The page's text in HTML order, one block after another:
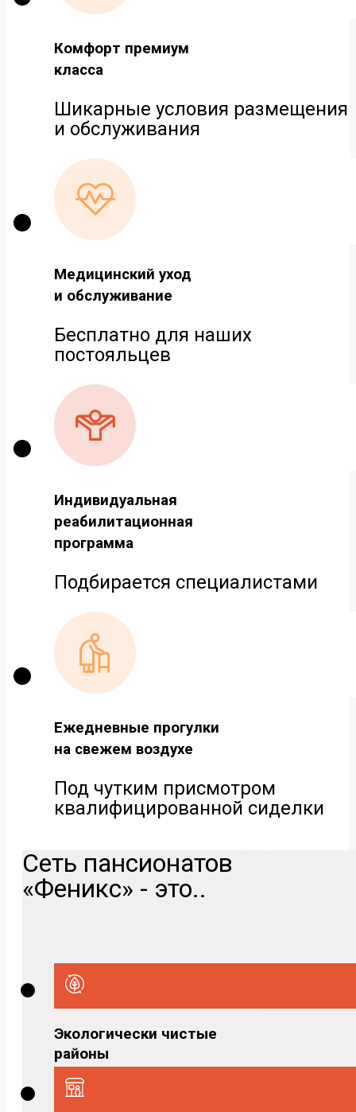
Комфорт премиум
класса
Шикарные условия размещения
и обслуживания
Медицинский уход
и обслуживание
Бесплатно для наших
постояльцев
Индивидуальная
реабилитационная
программа
Подбирается специалистами
Ежедневные прогулки
на свежем воздухе
Под чутким присмотром
квалифицированной сиделки
Сеть пансионатов
«Феникс» - это..
Экологически чистые
районы